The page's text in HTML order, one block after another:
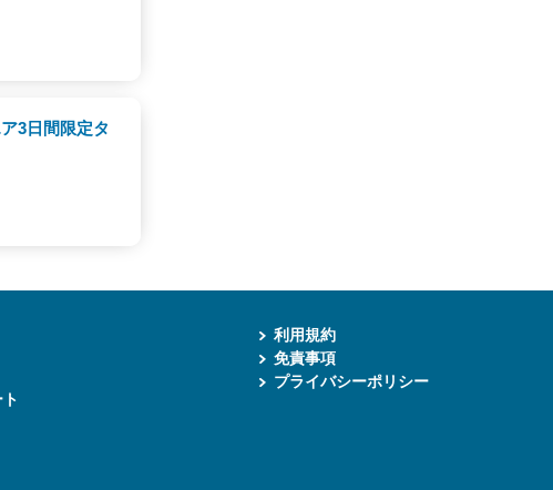
3日間限定タ
利用規約
免責事項
プライバシーポリシー